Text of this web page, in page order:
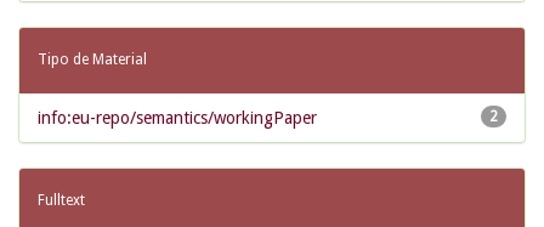
Tipo de Material
2
info:eu-repo/semantics/workingPaper
Fulltext